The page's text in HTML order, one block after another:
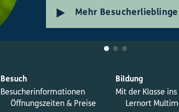
Mehr
Besuch
Besucherinformationen
Öffnungszeiten & Preise
Bildung
Mit der Klasse
Lernort